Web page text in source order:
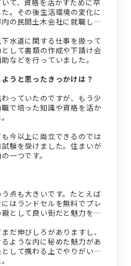
。その後生活環境の変化に
の民間土木会社に就職しま
水道に関する仕事を扱って
して書類の作成や下請け会
などを行っていました。
うと思ったきっかけは？
っていたのですが、もう少
で培った知識や資格を活か
今以上に両立できるのでは
験を受けました。住まいが
一つです。
点も大きいです。たとえば
はランドセルを無料でプレ
として良い街だと魅力を感
だ伸びしろがありますし、
ような内に秘めた魅力があ
して携わる上でやりがいに